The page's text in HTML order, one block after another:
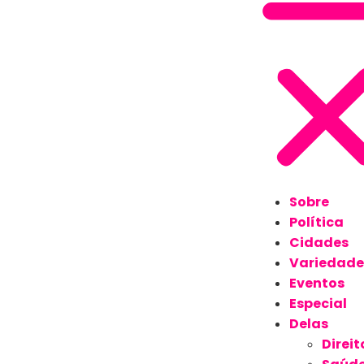
Sobre
Política
Cidades
Eventos
Especial
Delas